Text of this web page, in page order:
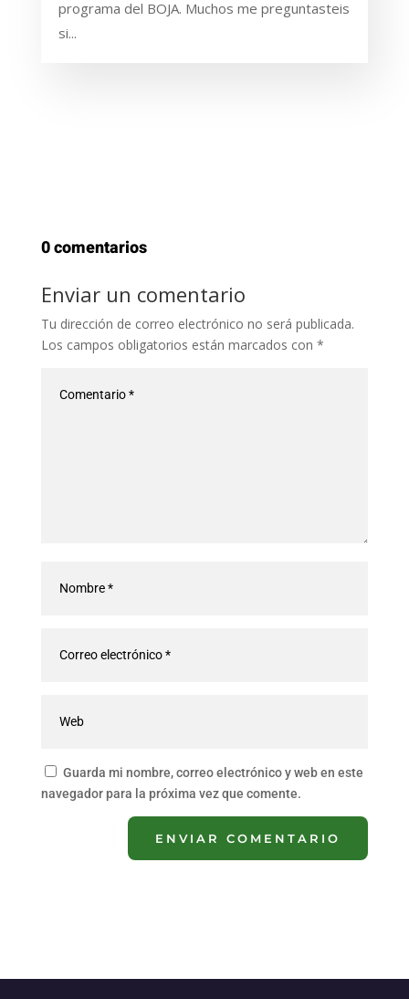
programa del BOJA. Muchos me preguntasteis
si...
0 comentarios
Enviar un comentario
Tu dirección de correo electrónico no será publicada.
Los campos obligatorios están marcados con *
Guarda mi nombre, correo electrónico y web en este
navegador para la próxima vez que comente.
ENVIAR COMENTARIO